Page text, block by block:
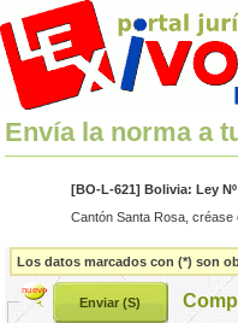
Envía la norma a
[BO-L-621] Bolivia: Ley
Cantón Santa Rosa, créase
Los datos marcados con (*) son